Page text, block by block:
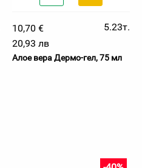
10,70 €
5.23т.
20,93 лв
Алое вера Дермо-гел, 75 мл